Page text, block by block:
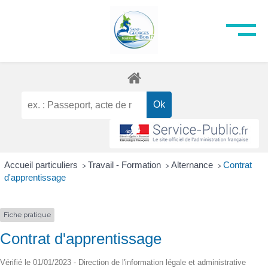
Accueil particuliers > Travail - Formation > Alternance > Contrat
d'apprentissage
Fiche pratique
Contrat d'apprentissage
Vérifié le 01/01/2023 - Direction de l'information légale et administrative